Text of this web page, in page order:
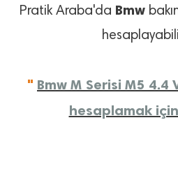
Pratik Araba'da Bmw
" Bmw M Serisi M5 4.4
hesaplamak için